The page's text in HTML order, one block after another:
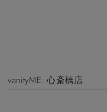
vanityME. 心斎橋店